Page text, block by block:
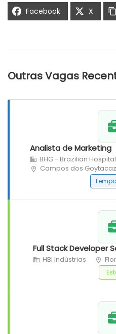
Facebook
X
Outras Vagas
Analista de Marketing
BHG - Brazilian
Campos dos
Full Stack Developer
HBI Indústrias